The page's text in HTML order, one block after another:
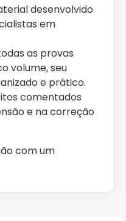
desenvolvido
em
as provas
volume, seu
e prático.
comentados
e na correção
com um